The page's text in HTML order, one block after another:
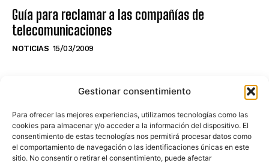
Gestionar consentimiento
Para ofrecer las mejores experiencias, utilizamos tecnologías como las
cookies para almacenar y/o acceder a la información del dispositivo. El
consentimiento de estas tecnologías nos permitirá procesar datos como
el comportamiento de navegación o las identificaciones únicas en este
sitio. No consentir o retirar el consentimiento, puede afectar
Guía para reclamar a las compañías de
telecomunicaciones
NOTICIAS 15/03/2009
NO TE PIERDAS LO ÚLTIMO DEL CANAL
Haz clic en «Estoy de acuerdo» para
activar Youtube